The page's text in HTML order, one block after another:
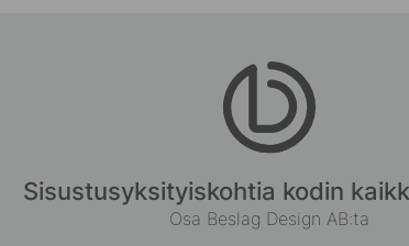
Sisustusyksityiskohtia kodin
Osa Beslag Design AB:ta